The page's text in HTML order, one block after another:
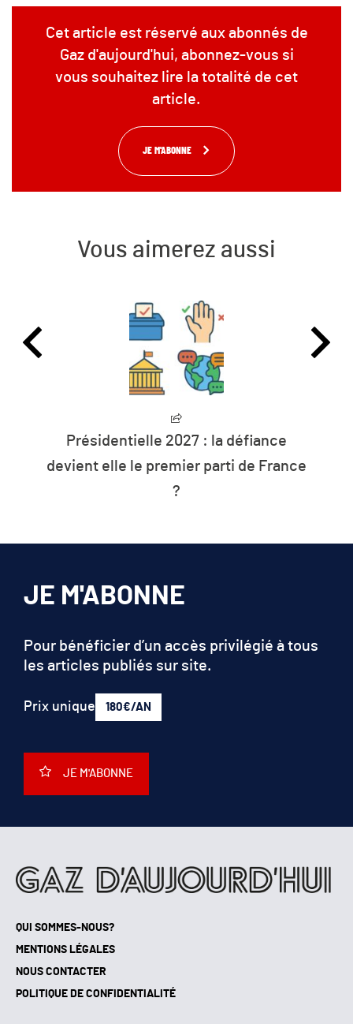
Cet article est réservé aux abonnés de
Gaz d'aujourd'hui, abonnez-vous si
vous souhaitez lire la totalité de cet
article.
JE M'ABONNE
Vous aimerez aussi
L’humanité vit désormais à crédit sur
les ressources de la planète
QUI SOMMES-NOUS?
MENTIONS LÉGALES
NOUS CONTACTER
POLITIQUE DE CONFIDENTIALITÉ
JE M'ABONNE
Pour bénéficier d’un accès privilégié à tous
les articles publiés sur site.
Prix unique 180€/AN
JE M'ABONNE